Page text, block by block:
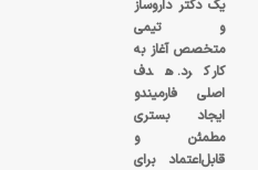
یک دکتر داروساز
و تیمی
متخصص آغاز به
کار کرد. هدف
اصلی فارمیندو
ایجاد بستری
مطمئن و
قابل‌اعتماد برای